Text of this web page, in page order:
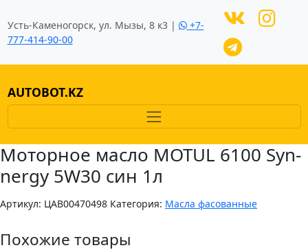
Усть-Каменогорск, ул. Мызы, 8 к3 |
+7-
777-414-90-00
AUTOBOT.KZ
Моторное масло MOTUL 6100 Syn-
nergy 5W30 син 1л
Артикул: ЦAB00470498 Категория: Масла фасованные
Похожие товары